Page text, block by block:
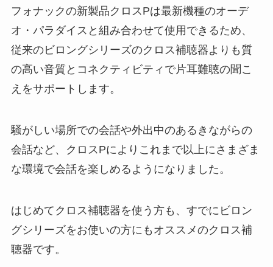
フォナックの新製品クロスPは最新機種のオーデ
オ・パラダイスと組み合わせて使用できるため、
従来のビロングシリーズのクロス補聴器よりも質
の高い音質とコネクティビティで片耳難聴の聞こ
えをサポートします。
騒がしい場所での会話や外出中のあるきながらの
会話など、クロスPによりこれまで以上にさまざま
な環境で会話を楽しめるようになりました。
はじめてクロス補聴器を使う方も、すでにビロン
グシリーズをお使いの方にもオススメのクロス補
聴器です。